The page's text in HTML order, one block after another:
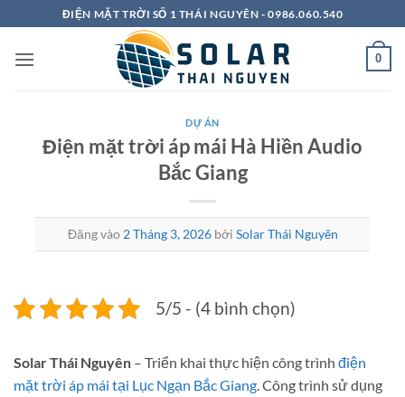
qua
nội
ĐIỆN MẶT TRỜI SỐ 1 THÁI NGUYÊN - 0986.060.540
0
DỰ ÁN
Điện mặt trời áp mái Hà Hiền Audio
Bắc Giang
Đăng vào 2 Tháng 3, 2026 bởi Solar Thái Nguyên
5/5 - (4 bình chọn)
Solar Thái Nguyên – Triển khai thực hiện công trình điện
mặt trời áp mái tại Lục Ngạn Bắc Giang . Công trình sử dụng